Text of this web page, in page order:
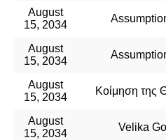
August
15, 2034
August
15, 2034
August
15, 2034
Κοίμηση της
August
15, 2034
Velika